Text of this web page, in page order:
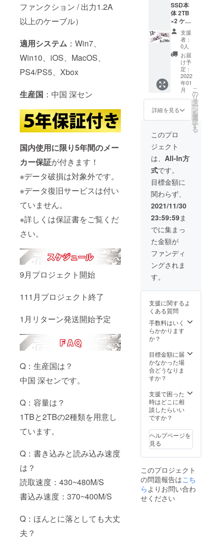
ファンクション / 出力1.2A
以上のケーブル）
適用システム ：Win7、
Win10、iOS、MacOS、
PS4/PS5、Xbox
生産国 ：中国 深セン
国内使用に限り5年間のメー
カー保証が付きます！
※データ破損は対象外です。
※データ復旧サービスは付い
ていません。
※詳しくは保証書をご覧くだ
さい。
9月プロジェクト開始
111月プロジェクト終了
1月リターン発送開始予定
Q：生産国は？
中国 深センです。
Q：容量は？
1TBと2TBの2種類を用意し
ています。
Q：書き込みと読み込み速度
は？
読取速度：430~480M/S
書込み速度：370~400M/S
Q：ほんとに落としても大丈
夫？
SSD本
体 2TB
×2 ケー
ブル2本
(Type-
C&Type
-
C/Type-
C&USB
-A)×2
日本語
保証書
定価：
72,900
円 税・
み
支援
者：
0人
お届
け予
定：
2022
年01
月
詳細を見る
こ
の
リ
タ
ー
ン
を
選
択
す
る
このプロ
ジェクト
は、 All-In方
式です。
目標金額に
関わらず、
2021/11/30
23:59:59ま
でに集まっ
た金額が
ファンディ
ングされま
す。
支援に関するよ
くある質問
手数料はいく
らかかります
か？
目標金額に届
かなかった場
合どうなりま
すか？
支援で困った
時はどこに相
談したらいい
ですか？
ヘルプページを
見る
このプロジェクト
の問題報告はこち
らよりお問い合わ
せください